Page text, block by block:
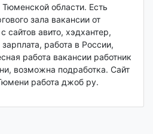
Тюменской области. Есть
зала вакансии от
сайтов авито, хэдхантер,
работа в России,
работа вакансии работник
возможна подработка. Сайт
работа джоб ру.